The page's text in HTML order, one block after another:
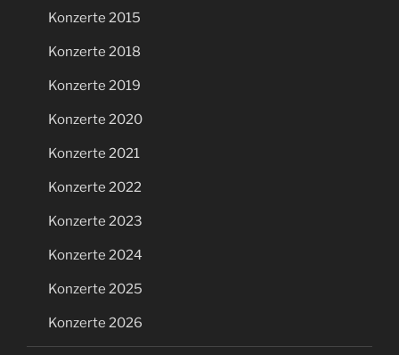
Konzerte 2015
Konzerte 2018
Konzerte 2019
Konzerte 2020
Konzerte 2021
Konzerte 2022
Konzerte 2023
Konzerte 2024
Konzerte 2025
Konzerte 2026